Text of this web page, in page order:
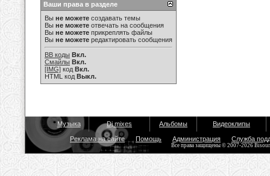
Ваши права в разделе
Вы не можете создавать темы
Вы не можете отвечать на сообщения
Вы не можете прикреплять файлы
Вы не можете редактировать сообщения
BB коды Вкл.
Смайлы Вкл.
[IMG] код Вкл.
HTML код Выкл.
Музыка Dj mixes Альбомы Видеоклипы
Реклама на сайте Помощь Администрация Служба
Все права защищены © 2007-2026